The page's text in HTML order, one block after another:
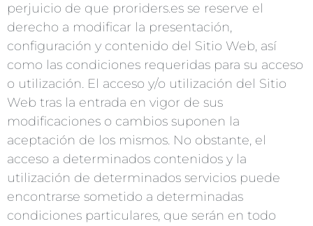
perjuicio de que proriders.es se reserve el
derecho a modificar la presentación,
configuración y contenido del Sitio Web, así
como las condiciones requeridas para su acceso
o utilización. El acceso y/o utilización del Sitio
Web tras la entrada en vigor de sus
modificaciones o cambios suponen la
aceptación de los mismos. No obstante, el
acceso a determinados contenidos y la
utilización de determinados servicios puede
encontrarse sometido a determinadas
condiciones particulares, que serán en todo